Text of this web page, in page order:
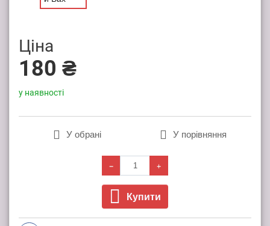
Ціна
180 ₴
у наявності
У обрані У порівняння
Купити